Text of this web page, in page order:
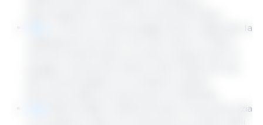
In Cina, le recenti piogge hanno migliorato la
Nell'emisfero settentrionale, la raccolta inizia